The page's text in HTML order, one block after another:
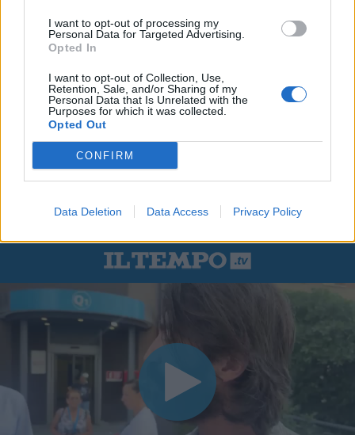
I want to opt-out of processing my
Personal Data for Targeted Advertising.
Opted In
I want to opt-out of Collection, Use,
Retention, Sale, and/or Sharing of my
Personal Data that Is Unrelated with the
Purposes for which it was collected.
Opted Out
CONFIRM
Data Deletion Data Access Privacy Policy